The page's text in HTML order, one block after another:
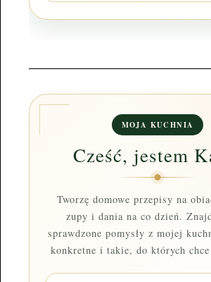
MOJA KUCHNIA
Cześć, jestem
Tworzę domowe przepisy na
zupy i dania na co dzień.
sprawdzone pomysły z mojej
konkretne i takie, do których